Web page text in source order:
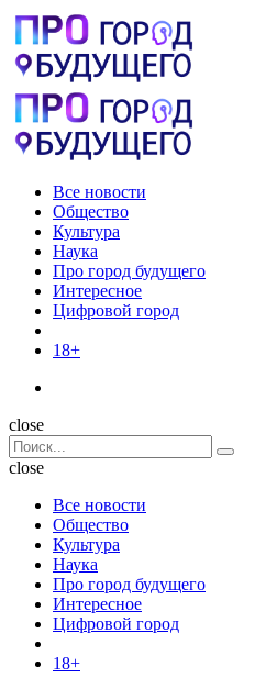
Menu
Поиск
Menu
Все новости
Общество
Культура
Наука
Про город будущего
Интересное
Цифровой город
18+
Поиск
close
Search
for:
Поиск
close
Все новости
Общество
Культура
Наука
Про город будущего
Интересное
Цифровой город
18+